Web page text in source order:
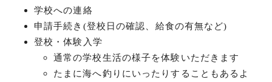
学校への連絡
申請手続き(登校日の確認、給食の有無など)
登校・体験入学
通常の学校生活の様子を体験いただきます
たまに海へ釣りにいったりすることもあるよ